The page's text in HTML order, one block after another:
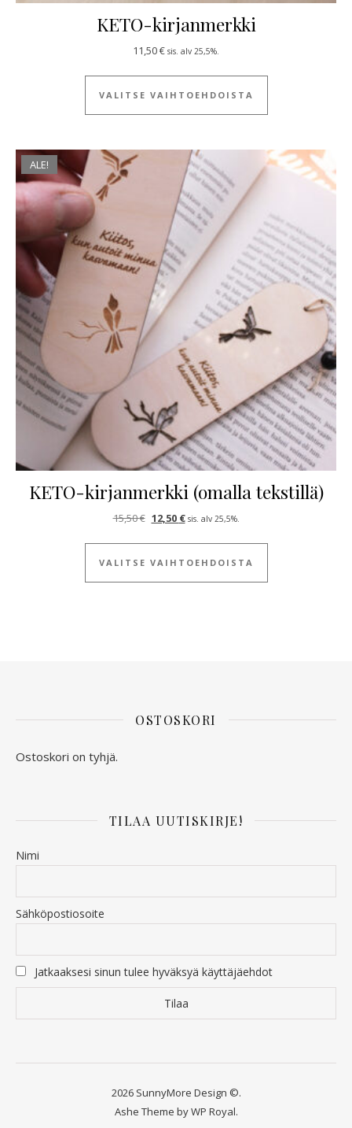
KETO-kirjanmerkki
11,50€ sis. alv 25,5%.
VALITSE VAIHTOEHDOISTA
Tällä tuotteella
ALE!
KETO-kirjanmerkki (omalla tekstillä)
15,50€ Alkuperäinen hinta oli: 15,50 €.
12,50 €Nykyinen hinta on: 12,50 €.
sis. alv 25,5%.
VALITSE VAIHTOEHDOISTA
Tällä tuotteella
OSTOSKORI
Ostoskori on tyhjä.
TILAA UUTISKIRJE!
Nimi
Sähköpostiosoite
Jatkaaksesi sinun tulee hyväksyä käyttäjäehdot
2026 SunnyMore Design ©.
Ashe Theme byWP Royal.